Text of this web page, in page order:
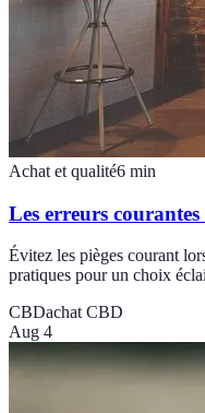
Achat et qualité6 min
Les erreurs
Évitez les pièges courant
pratiques pour un choix
CBDachat CBD
Aug 4